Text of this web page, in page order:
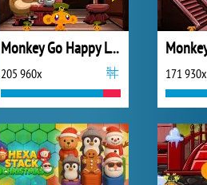
Monkey Go Happy Leprechauns
205 960x 171 930x